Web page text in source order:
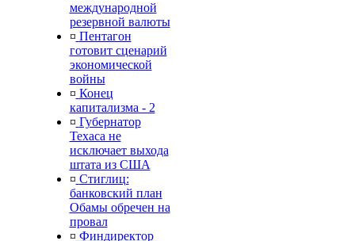
международной
резервной валюты
¤ Пентагон
готовит сценарий
экономической
войны
¤ Конец
капитализма - 2
¤ Губернатор
Техаса не
исключает выхода
штата из США
¤ Стиглиц:
банковский план
Обамы обречен на
провал
¤ Финдиректор